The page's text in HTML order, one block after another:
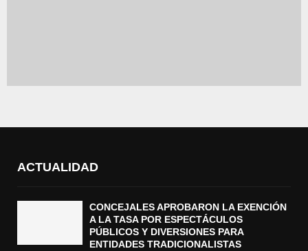
ACTUALIDAD
CONCEJALES APROBARON LA EXENCIÓN
A LA TASA POR ESPECTÁCULOS
PÚBLICOS Y DIVERSIONES PARA
ENTIDADES TRADICIONALISTAS